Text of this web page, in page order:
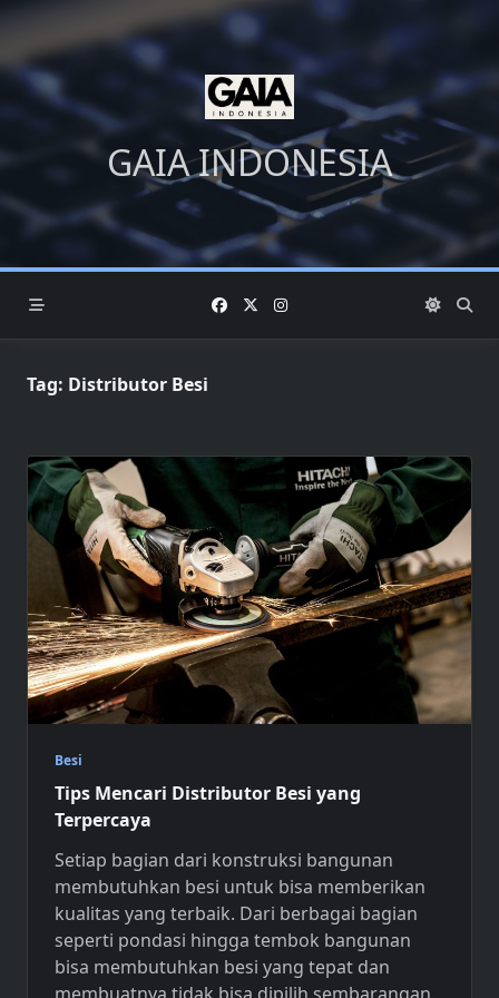
Skip
content
GAIA INDONESIA
Tag: Distributor Besi
Besi
Tips Mencari Distributor Besi yang
Terpercaya
Setiap bagian dari konstruksi bangunan
membutuhkan besi untuk bisa memberikan
kualitas yang terbaik. Dari berbagai bagian
seperti pondasi hingga tembok bangunan
bisa membutuhkan besi yang tepat dan